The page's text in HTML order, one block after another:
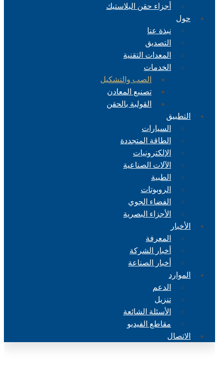
أجزاء حقن البلاستيك
حول
نبذة عنا
التصديق
المعدات التقنية
الخدمات
الصب والتشكيل
تصنيع المعادن
القولبة بالحقن
التطبيق
السيارات
الطاقة المتجددة
الإلكترونيات
الآلات الصناعية
الطبية
الروبوتات
الفضاء الجوي
الأجزاء البصرية
الأخبار
المعرفة
أخبار الشركة
أخبار الصناعة
الموارد
الدعم
تنزيل
الأسئلة الشائعة
مقاطع الفيديو
الاتصال